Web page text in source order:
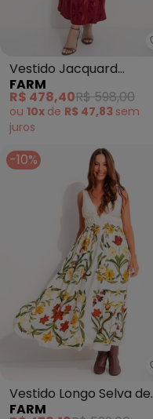
Vestido Jacquard
Coqueirada (Vermelho)
FARM
R$ 478,40R$ 598,00
ou 10x de R$ 47,83 sem
juros
-10%
Vestido Longo Selva de
Flor (Bege)
FARM